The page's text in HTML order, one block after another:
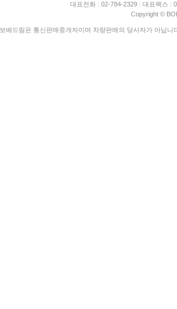
대표전화 : 02-784-2329 | 대표팩스 :
Copyright ©
보배드림은 통신판매중개자이며 차량판매의 당사자가 아닙